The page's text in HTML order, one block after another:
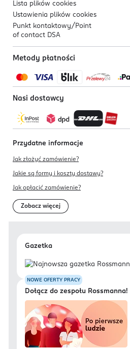
Lista plików cookies
Ustawienia plików cookies
Punkt kontaktowy/ Point
of contact DSA
Metody płatności
Nasi dostawcy
Przydatne informacje
Jak złożyć zamówienie?
Jakie są formy i koszty dostawy?
Jak opłacić zamówienie?
Zobacz więcej
Gazetka
NOWE OFERTY PRACY
Dołącz do zespołu Rossmanna!